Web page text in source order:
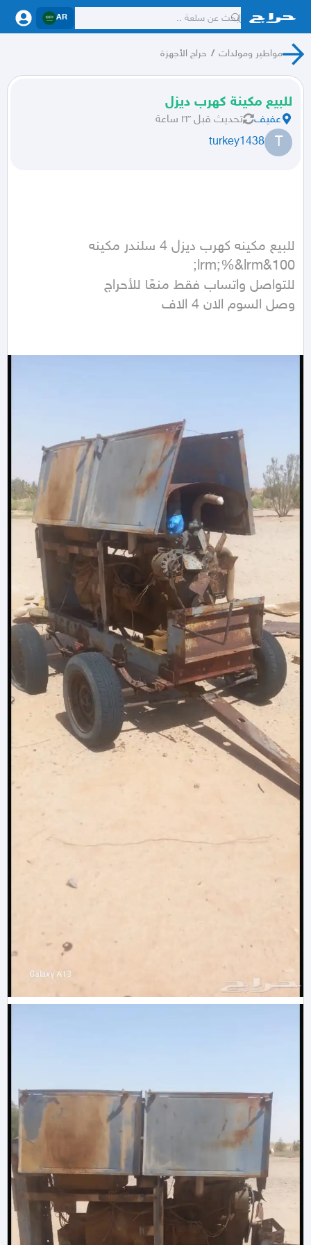
AR
مواطير ومولدات / حراج الأجهزة
للبيع مكينة كهرب ديزل
عفيف تحديث قبل ٢٣ ساعة
T
turkey1438
وصل السوم الان 4 الاف